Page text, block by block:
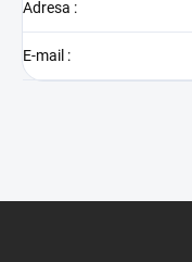
Adresa :
E-mail :